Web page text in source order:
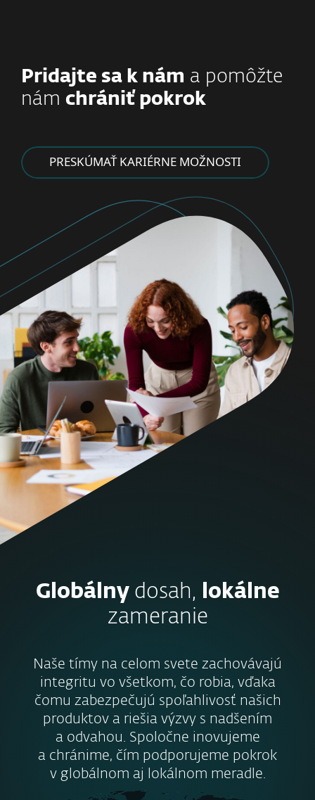
Pridajte sa k nám a pomôžte
nám chrániť pokrok
PRESKÚMAŤ KARIÉRNE MOŽNOSTI
Globálny dosah, lokálne
zameranie
Naše tímy na celom svete zachovávajú
integritu vo všetkom, čo robia, vďaka
čomu zabezpečujú spoľahlivosť našich
produktov a riešia výzvy s nadšením
a odvahou. Spoločne inovujeme
a chránime, čím podporujeme pokrok
v globálnom aj lokálnom meradle.